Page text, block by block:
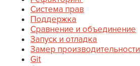
Система прав
Поддержка
Сравнение и объединение
Запуск и отладка
Замер производительности
Git